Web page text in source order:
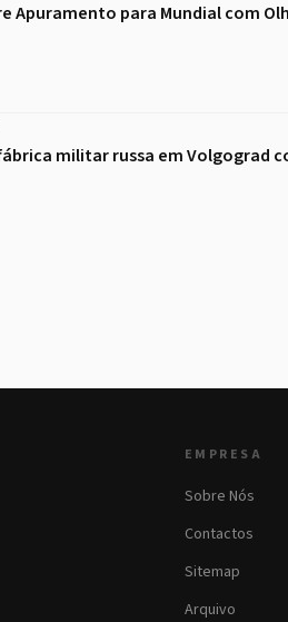
Apuramento para Mundial com
militar russa em Volgograd
EMPRESA
Sobre Nós
Contactos
Sitemap
Arquivo